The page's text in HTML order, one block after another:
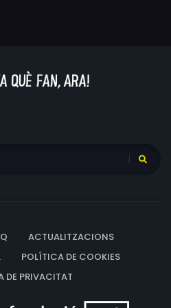
ACTUALITZACIONS
POLÍTICA DE COOKIES
DE PRIVACITAT